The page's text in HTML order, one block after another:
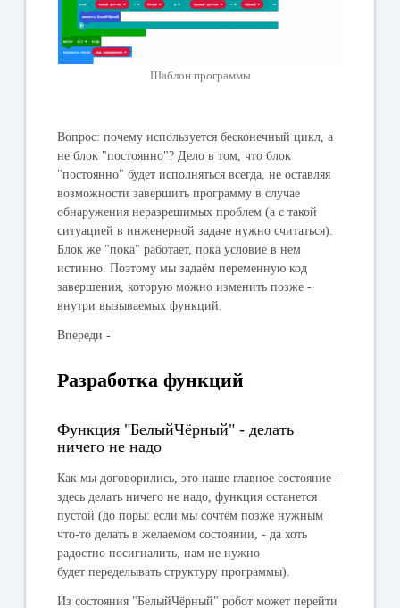
Шаблон программы
Вопрос: почему используется бесконечный цикл, а
не блок "постоянно"? Дело в том, что блок
"постоянно" будет исполняться всегда, не оставляя
возможности завершить программу в случае
обнаружения неразрешимых проблем (а с такой
ситуацией в инженерной задаче нужно считаться).
Блок же "пока" работает, пока условие в нем
истинно. Поэтому мы задаём переменнуюкод
завершения, которую можно изменить позже -
внутри вызываемых функций.
Впереди -
Разработка функций
Функция "БелыйЧёрный" - делать
ничего не надо
Как мы договорились, это наше главное состояние -
здесь делать ничего не надо, функция останется
пустой (до поры: если мы сочтём позже нужным
что-то делать в желаемом состоянии, - да хоть
радостно посигналить, нам не нужно
будет переделывать структуру программы).
Из состояния "БелыйЧёрный" робот может перейти